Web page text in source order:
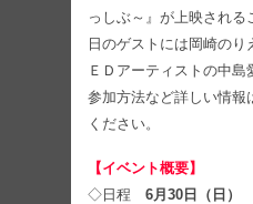
っしぶ～』が上映される
日のゲストには岡崎のり
ＥＤアーティストの中
参加方法など詳しい情報
ください。
【イベント概要】
◇日程 6月30日（日）